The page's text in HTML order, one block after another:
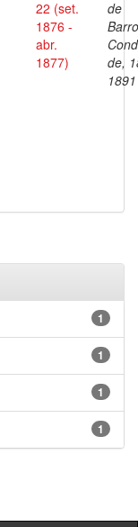
22 (set.
1876 -
abr.
1877)
de
de,
1891
1
1
1
1